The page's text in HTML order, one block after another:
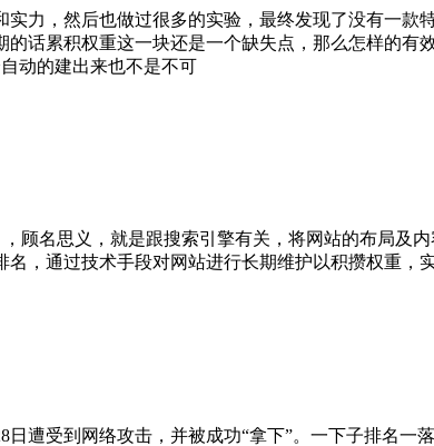
，然后也做过很多的实验，最终发现了没有一款
话累积权重这一块还是一个缺失点，那么怎样的
动的建出来也不是不可
名思义，就是跟搜索引擎有关，将网站的布局及内
名，通过技术手段对网站进行长期维护以积攒权重
遭受到网络攻击，并被成功“拿下”。一下子排名